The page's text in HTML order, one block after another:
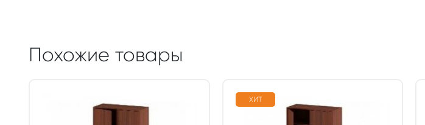
Похожие товары
ХИТ